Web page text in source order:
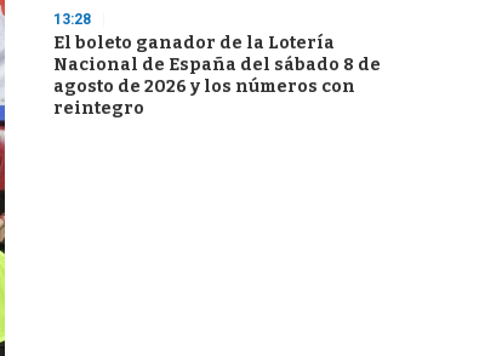
13:28
El boleto ganador de la Lotería
Nacional de España del sábado 8 de
agosto de 2026 y los números con
reintegro